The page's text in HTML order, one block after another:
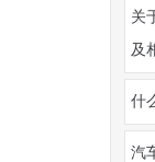
关
及
什
汽